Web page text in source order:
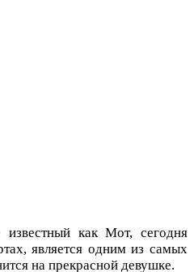
как Мот, сегодня
является одним из самых
на прекрасной девушке.